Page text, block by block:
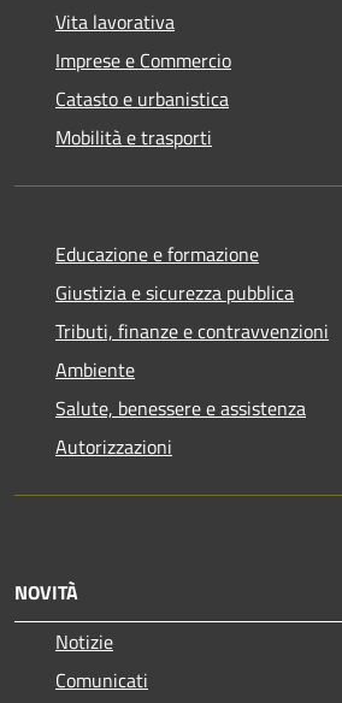
Vita lavorativa
Imprese e Commercio
Catasto e urbanistica
Mobilità e trasporti
Educazione e formazione
Giustizia e sicurezza pubblica
Tributi, finanze e contravvenzioni
Ambiente
Salute, benessere e assistenza
Autorizzazioni
NOVITÀ
Notizie
Comunicati